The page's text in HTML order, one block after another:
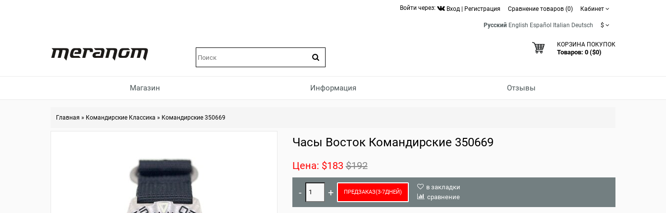
Войти через: Вход Регистрация Сравнение товаров (0) Кабинет
Русский English Español Italian Deutsch $
КОРЗИНА ПОКУПОК
Товаров: 0 ($0)
Магазин Информация Отзывы
Главная » Командирские Классика » Командирские 350669
Часы Восток Командирские 350669
Цена: $183 $192
ПРЕДЗАКАЗ(3-7ДНЕЙ)
в закладки
сравнение